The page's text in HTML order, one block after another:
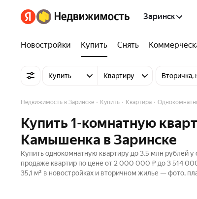
Заринск
Новостройки Купить Снять
Купить Квартиру Вторичка,
Недвижимость в Заринске Купить Квартира
Купить 1-комнатную
Камышенка в Заринске
Купить однокомнатную квартиру до 3,5 млн рублей
продаже квартир по цене от 2 000 000 ₽ до 3 514
35,1 м² в новостройках и вторичном жилье — фото,